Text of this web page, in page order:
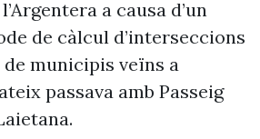
a causa d’un
de càlcul d’interseccions
municipis veïns a
passava amb Passeig